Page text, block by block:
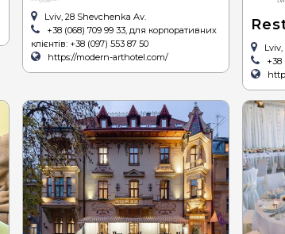
Lviv, 28 Shevchenka Av.
+38 (068) 709 99 33, для корпоративних
клієнтів: +38 (097) 553 87 50
https://modern-arthotel.com/
+38